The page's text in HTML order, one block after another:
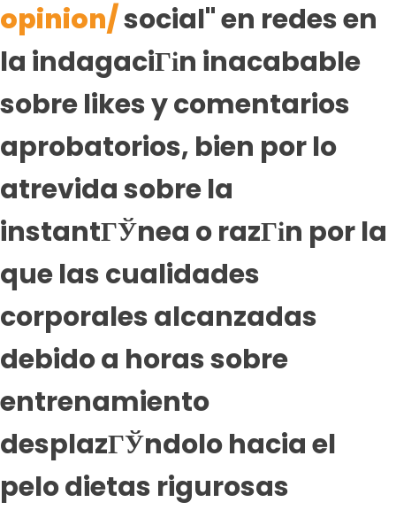
opinion/social" en redes en
la indagaciГіn inacabable
sobre likes y comentarios
aprobatorios, bien por lo
atrevida sobre la
instantГЎnea o razГіn por la
que las cualidades
corporales alcanzadas
debido a horas sobre
entrenamiento
desplazГЎndolo hacia el
pelo dietas rigurosas